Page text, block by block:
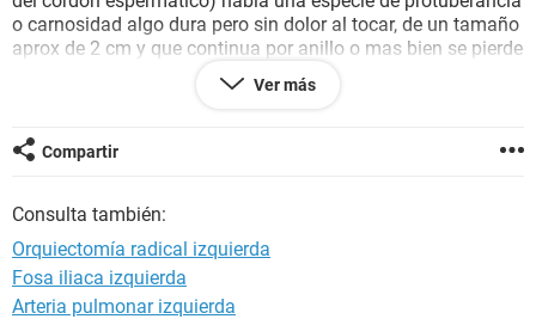
o carnosidad algo dura pero sin dolor al tocar, de un tamaño
aprox de 2 cm y que continua por anillo o mas bien se pierde
hacia el interior. Además la zona de la cirugía también esta
algo mas dura, con algo de dolor al tacto e inclusive no me
por lo que me dejaron con antibióticos e me la retiraran el
viernes. Me gustaría saber si esa carnosidad de la que les
manipulación.
Ver más
Compartir
Consulta también:
Orquiectomía radical izquierda
Fosa iliaca izquierda
Arteria pulmonar izquierda